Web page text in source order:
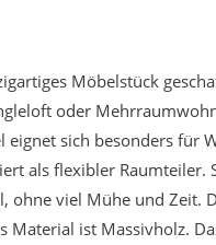
Möbelstück
oder
eignet sich besonders für
als flexibler Raumteiler.
ohne viel Mühe und Zeit.
Material ist Massivholz.